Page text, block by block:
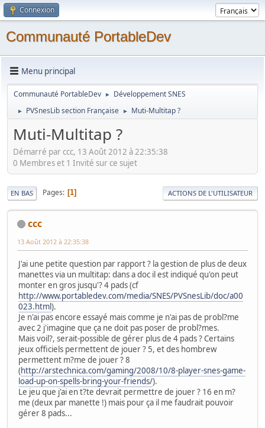
Connexion
Communauté PortableDev
Menu principal
Communauté PortableDev ► Développement SNES
► PVSnesLib section Française ► Muti-Multitap ?
Muti-Multitap ?
Démarré par ccc, 13 Août 2012 à 22:35:38
0 Membres et 1 Invité sur ce sujet
EN BAS Pages 1 ACTIONS DE L'UTILISATEUR
ccc
13 Août 2012 à 22:35:38
J'ai une petite question par rapport ? la gestion de plus de deux
manettes via un multitap: dans a doc il est indiqué qu'on peut
monter en gros jusqu'? 4 pads (cf
http://www.portabledev.com/media/SNES/PVSnesLib/doc/a00
023.html).
Je n'ai pas encore essayé mais comme je n'ai pas de probl?me
avec 2 j'imagine que ça ne doit pas poser de probl?mes.
Mais voil?, serait-possible de gérer plus de 4 pads ? Certains
jeux officiels permettent de jouer ? 5, et des hombrew
permettent m?me de jouer ? 8
(http://arstechnica.com/gaming/2008/10/8-player-snes-game-
load-up-on-spells-bring-your-friends/).
Le jeu que j'ai en t?te devrait permettre de jouer ? 16 en m?
me (deux par manette !) mais pour ça il me faudrait pouvoir
gérer 8 pads...